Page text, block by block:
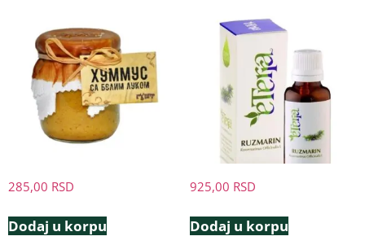
285,00 RSD
Dodaj u korpu
925,00 RSD
Dodaj u korpu